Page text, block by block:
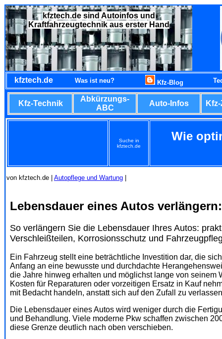
kfztech.de sind Autoinfos und
Kraftfahrzeugtechnik aus erster Hand
kfztech.de Was ist neu? Kfz-Blog
Kfz-Technik
Abkürzungs-
ABC
Auto-Infos
Suche in
kfztech.de
Wie
von kfztech.de | Autopflege und Wartung
Lebensdauer eines Autos
So verlängern Sie die Lebensdauer Ihres Autos:
Verschleißteilen, Korrosionsschutz und
Ein Fahrzeug stellt eine beträchtliche Investition dar, die
Anfang an eine bewusste und durchdachte
die Jahre hinweg erhalten und möglichst lange von seinem
Kosten für Reparaturen oder vorzeitigen Ersatz in Kauf
mit Bedacht handeln, anstatt sich auf den Zufall zu
Die Lebensdauer eines Autos wird weniger durch die
und Behandlung. Viele moderne Pkw schaffen zwischen
diese Grenze deutlich nach oben verschieben.